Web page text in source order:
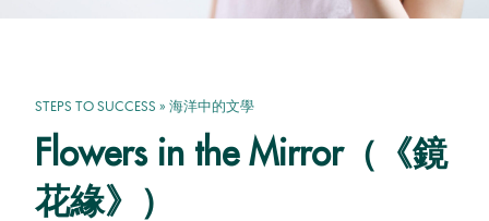
STEPS TO SUCCESS » 海洋中的文學
Flowers in the Mirror（《鏡
花緣》）